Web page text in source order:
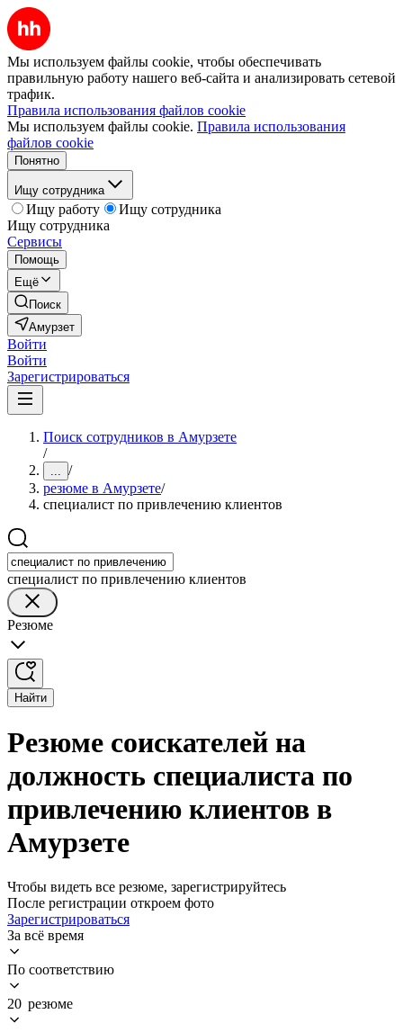
Мы используем файлы cookie, чтобы обеспечивать
правильную работу нашего веб-сайта и анализировать сетевой
трафик.
Правила использования файлов cookie
Мы используем файлы cookie. Правила использования
файлов cookie
Понятно
Ищу сотрудника
Ищу работу
Ищу сотрудника
Ищу сотрудника
Сервисы
Помощь
Ещё
Поиск
Амурзет
Войти
Войти
Зарегистрироваться
Поиск сотрудников в Амурзете
/
... /
резюме в Амурзете/
специалист по привлечению клиентов
специалист по привлечению клиентов
Резюме
Найти
Резюме соискателей на
должность специалиста по
привлечению клиентов в
Амурзете
Чтобы видеть все резюме, зарегистрируйтесь
После регистрации откроем фото
Зарегистрироваться
За всё время
По соответствию
20 резюме